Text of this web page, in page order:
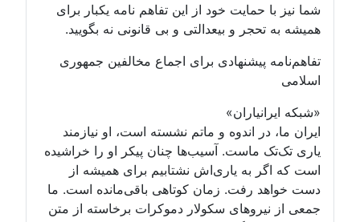
شما نیز با حمایت خود از این تفاهم نامه یکبار برای
همیشه به تحجر و بیعدالتی و بی قانونی نه بگویید.
تفاهم‌نامه پیشنهادی برای اجماع مخالفین جمهوری
اسلامی
«شبکه ایرانیاران»
ایران ما، در اندوه و ماتم نشسته است، او نیازمند
یاری تک‌تک ماست. آسیب‌ها چنان پیکر او را خراشیده
است که اگر به یاری‌اش نشتابیم برای همیشه از
دست خواهد رفت. زمان کوتاهی باقی‌مانده است. ما
جمعی از نیروهای سکولار دموکرات برخاسته از متن